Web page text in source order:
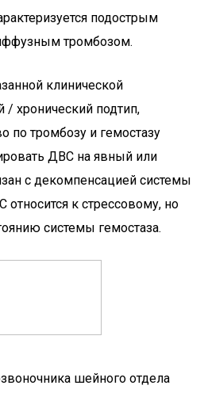
подострым
тромбозом.
клинической
/ хронический подтип,
по тромбозу и гемостазу
ДВС на явный или
с декомпенсацией системы
к стрессовому, но
системы гемостаза.
шейного отдела